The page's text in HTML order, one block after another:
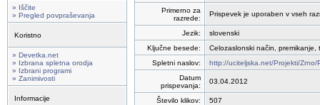
» Iščite
» Pregled povpraševanja
Koristno
» Devetka.net
» Izbrana spletna orodja
» Izbrani programi
» Zanimivosti
Informacije
Primerno za
razrede:
Prispevek je uporaben v vseh
Jezik:
slovenski
Ključne besede:
Celozaslonski način,
Spletni naslov:
http://uciteljska.net/Projekti/Zrno/
Datum
prispevanja:
03.04.2012
Število klikov:
507